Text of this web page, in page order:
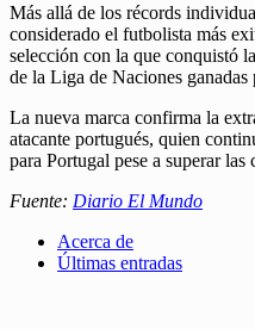
Más allá de los récords
considerado el futbolista más
selección con la que conquistó
de la Liga de Naciones
La nueva marca confirma la
atacante portugués, quien
para Portugal pese a superar las
Fuente: Diario El Mundo
Acerca de
Últimas entradas